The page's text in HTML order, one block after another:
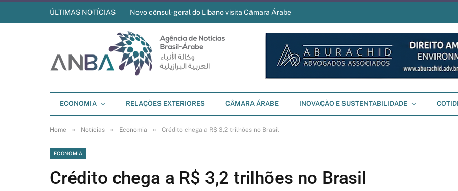
ÚLTIMAS NOTÍCIAS Novo cônsul-geral do Líbano visita Câmara Árabe
ECONOMIA RELAÇÕES EXTERIORES CÂMARA ÁRABE INOVAÇÃO E SUSTENTABILIDADE
Home » Notícias » Economia » Crédito chega a R$ 3,2 trilhões no Brasil
ECONOMIA
Crédito chega a R$ 3,2 trilhões no Brasil